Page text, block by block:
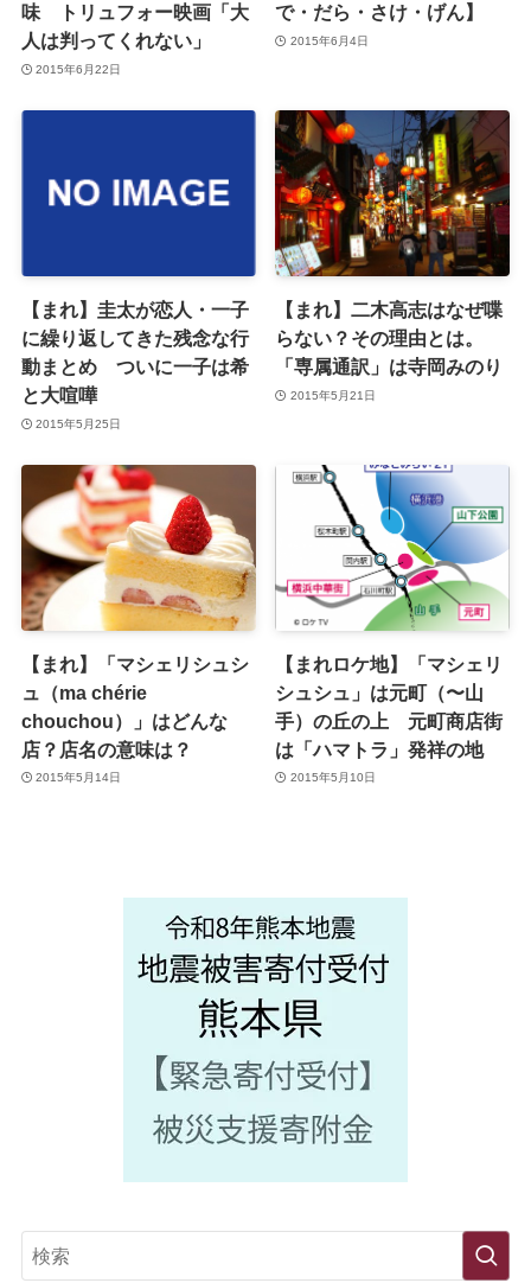
味 トリュフォー映画「大
人は判ってくれない」
2015年6月22日
で・だら・さけ・げん】
2015年6月4日
【まれ】圭太が恋人・一子
に繰り返してきた残念な行
動まとめ ついに一子は希
と大喧嘩
2015年5月25日
【まれ】二木高志はなぜ喋
らない？その理由とは。
「専属通訳」は寺岡みのり
2015年5月21日
【まれ】「マシェリシュシ
ュ（ma chérie
chouchou）」はどんな
店？店名の意味は？
2015年5月14日
【まれロケ地】「マシェリ
シュシュ」は元町（〜山
手）の丘の上 元町商店街
は「ハマトラ」発祥の地
2015年5月10日